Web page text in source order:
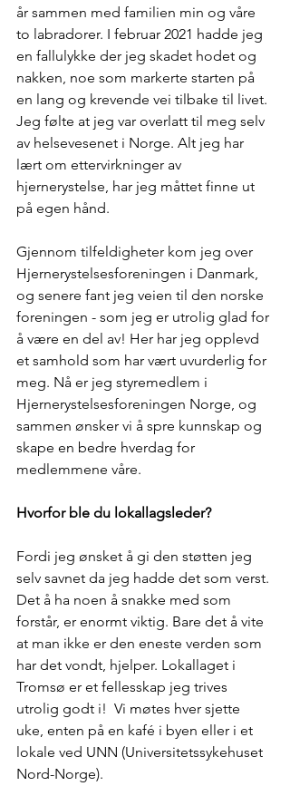
år sammen med familien min og våre
to labradorer. I februar 2021 hadde jeg
en fallulykke der jeg skadet hodet og
nakken, noe som markerte starten på
en lang og krevende vei tilbake til livet.
Jeg følte at jeg var overlatt til meg selv
av helsevesenet i Norge. Alt jeg har
lært om ettervirkninger av
hjernerystelse, har jeg måttet finne ut
på egen hånd.
Gjennom tilfeldigheter kom jeg over
Hjernerystelsesforeningen i Danmark,
og senere fant jeg veien til den norske
foreningen - som jeg er utrolig glad for
å være en del av! Her har jeg opplevd
et samhold som har vært uvurderlig for
meg. Nå er jeg styremedlem i
Hjernerystelsesforeningen Norge, og
sammen ønsker vi å spre kunnskap og
skape en bedre hverdag for
medlemmene våre.
Hvorfor ble du lokallagsleder?
Fordi jeg ønsket å gi den støtten jeg
selv savnet da jeg hadde det som verst.
Det å ha noen å snakke med som
forstår, er enormt viktig. Bare det å vite
at man ikke er den eneste verden som
har det vondt, hjelper. Lokallaget i
Tromsø er et fellesskap jeg trives
utrolig godt i!  Vi møtes hver sjette
uke, enten på en kafé i byen eller i et
lokale ved UNN (Universitetssykehuset
Nord-Norge).